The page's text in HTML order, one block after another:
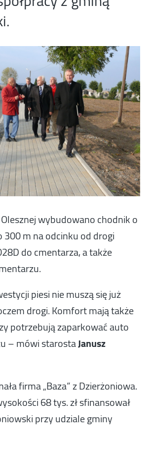
wybudowano chodnik o
300 m na odcinku od drogi
do cmentarza, a także
piesi nie muszą się już
drogi. Komfort mają także
potrzebują zaparkować auto
– mówi starostaJanusz
firma „Baza” z Dzierżoniowa.
68 tys. zł sfinansował
przy udziale gminy